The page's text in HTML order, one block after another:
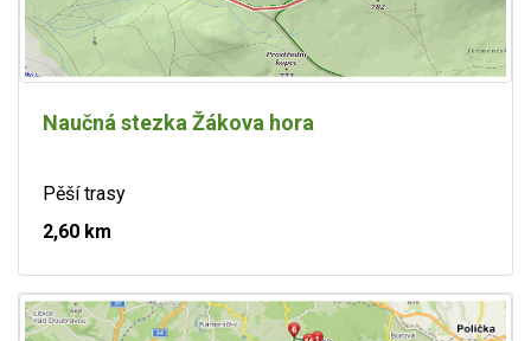
Naučná stezka Žákova hora
Pěší trasy
2,60 km